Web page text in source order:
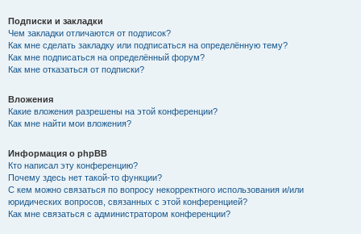
Подписки и закладки
Чем закладки отличаются от подписок?
Как мне сделать закладку или подписаться на определённую тему?
Как мне подписаться на определённый форум?
Как мне отказаться от подписки?
Вложения
Какие вложения разрешены на этой конференции?
Как мне найти мои вложения?
Информация о phpBB
Кто написал эту конференцию?
Почему здесь нет такой-то функции?
С кем можно связаться по вопросу некорректного использования и/или
юридических вопросов, связанных с этой конференцией?
Как мне связаться с администратором конференции?